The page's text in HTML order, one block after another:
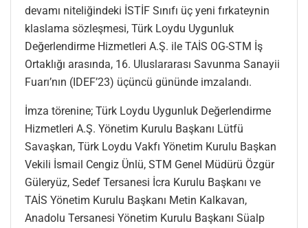
devamı niteliğindeki İSTİF Sınıfı üç yeni fırkateynin
klaslama sözleşmesi, Türk Loydu Uygunluk
Değerlendirme Hizmetleri A.Ş. ile TAİS OG-STM İş
Ortaklığı arasında, 16. Uluslararası Savunma Sanayii
Fuarı’nın (IDEF’23) üçüncü gününde imzalandı.
İmza törenine; Türk Loydu Uygunluk Değerlendirme
Hizmetleri A.Ş. Yönetim Kurulu Başkanı Lütfü
Savaşkan, Türk Loydu Vakfı Yönetim Kurulu Başkan
Vekili İsmail Cengiz Ünlü, STM Genel Müdürü Özgür
Güleryüz, Sedef Tersanesi İcra Kurulu Başkanı ve
TAİS Yönetim Kurulu Başkanı Metin Kalkavan,
Anadolu Tersanesi Yönetim Kurulu Başkanı Süalp